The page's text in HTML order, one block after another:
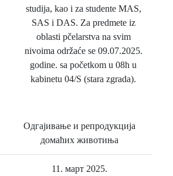
studija, kao i za studente MAS,
SAS i DAS. Za predmete iz
oblasti pčelarstva na svim
nivoima održaće se 09.07.2025.
godine. sa početkom u 08h u
kabinetu 04/S (stara zgrada).
Одгајивање и репродукција
домаћих животиња
11. март 2025.